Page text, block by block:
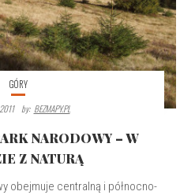
GÓRY
By: BEZMAPY.PL
NARODOWY – W
Z NATURĄ
obejmuje centralną i północno-